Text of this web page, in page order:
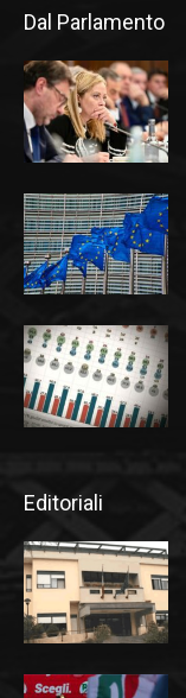
Dal Parlamento
Editoriali